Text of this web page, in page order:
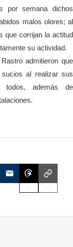
por semana dichos
malos olores; al
que corrijan la actitud
su actividad.
admitieron que
al realizar sus
además de